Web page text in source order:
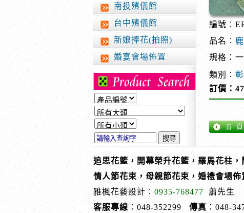
南投殯儀館
台中殯儀館
新娘捧花(拍照)
婚宴會場佈置
編號
品名︰
規格：
類別︰
訂價：
追思花籃，開幕榮升花籃，羅馬花柱
情人節花束，母親節花束，婚禮會場
雅楓花藝設計︰ 0935-768477 蕭先生
客服專線 ：048-352299 傳真 ：048-